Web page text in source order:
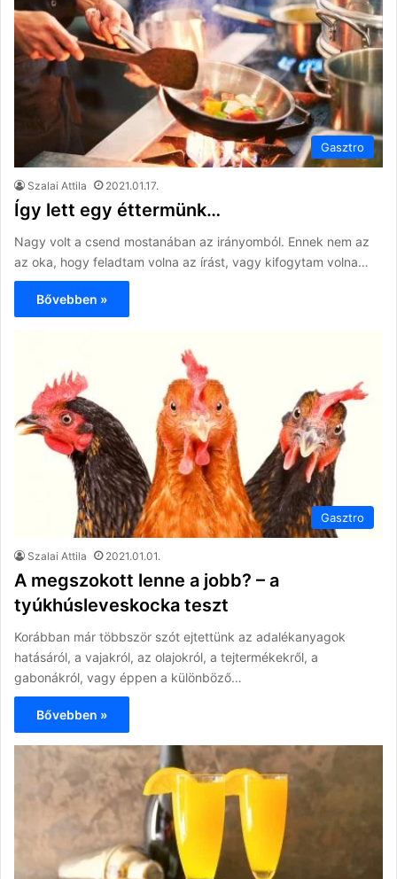
Gasztro
Szalai Attila 2021.01.17.
Így lett egy éttermünk…
Nagy volt a csend mostanában az irányomból. Ennek nem az
az oka, hogy feladtam volna az írást, vagy kifogytam volna…
Bővebben »
Gasztro
Szalai Attila 2021.01.01.
A megszokott lenne a jobb? – a
tyúkhúsleveskocka teszt
Korábban már többször szót ejtettünk az adalékanyagok
hatásáról, a vajakról, az olajokról, a tejtermékekről, a
gabonákról, vagy éppen a különböző…
Bővebben »